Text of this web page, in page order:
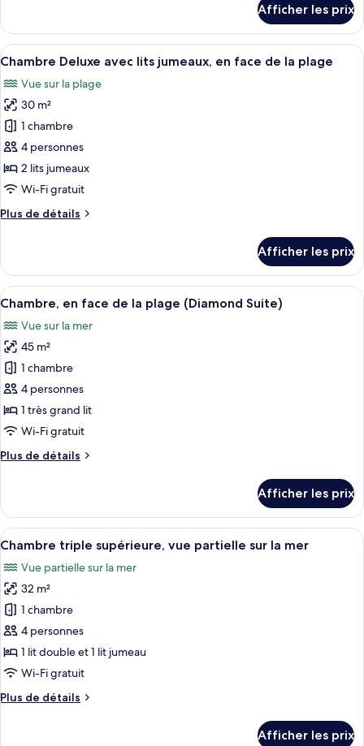
vue
partielle
sur
la
mer
Chambre
supérieure
double,
partielle
sur
la
mer
Afficher les prix
Afficher
toutes
les
photos
pour
ce
type
de
chambre :
Chambre
lits
jumeaux,
en
face
de
la
plage
Une chambre d’hôtel avec deux lits,
7
Chambre Deluxe avec lits jumeaux, en face de la plage
Vue sur la plage
30 m²
1 chambre
4 personnes
2 lits jumeaux
Wi-Fi gratuit
Plus de détails
Plus
Chambre
Deluxe
avec
jumeaux,
en
face
de
la
plage
Afficher les prix
Afficher
toutes
les
photos
pour
ce
type
de
chambre :
Chambre,
de
la
plage
(Diamond
Suite)
Une chambre d’hôtel moderne avec
5
Chambre, en face de la plage (Diamond Suite)
Vue sur la mer
45 m²
1 chambre
4 personnes
1 très grand lit
Wi-Fi gratuit
Plus de détails
Plus
Chambre,
en
face
la
plage
(Diamond
Suite)
Afficher les prix
Afficher
toutes
les
photos
pour
ce
type
de
chambre :
Chambre
Une chambre d’hôtel moderne
5
Chambre triple supérieure, vue partielle sur la mer
Vue partielle sur la mer
32 m²
1 chambre
4 personnes
1 lit double et 1 lit jumeau
Wi-Fi gratuit
Plus de détails
Plus
Afficher les prix